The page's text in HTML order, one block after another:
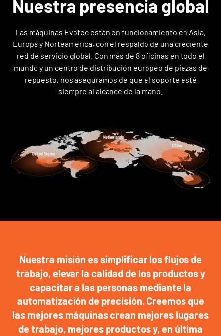
Nuestra presencia global
Las máquinas Evotec están en funcionamiento en Asia,
Europa y Norteamérica, con el respaldo de una creciente
red de servicio global. Con más de 8 oficinas en todo el
mundo y un centro de distribución europeo de piezas de
repuesto, nos aseguramos de que el soporte esté
siempre al alcance de la mano.
Nuestra misión es simplificar los flujos de
trabajo, elevar la calidad de los productos y
capacitar a las personas mediante la
automatización de precisión. Creemos que
las mejores máquinas crean mejores lugares
de trabajo, mejores productos y, en última